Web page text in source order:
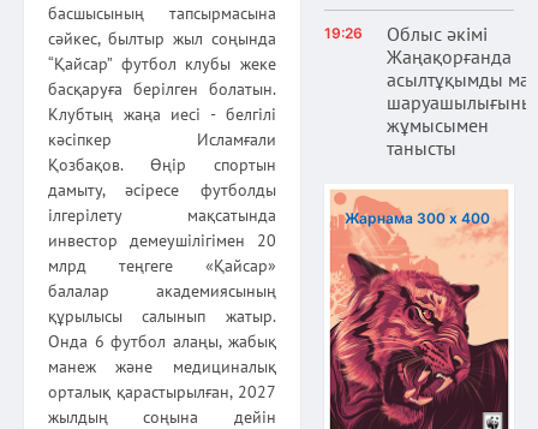
басшысының тапсырмасына
сәйкес, былтыр жыл соңында
“Қайсар” футбол клубы жеке
басқаруға берілген болатын.
Клубтың жаңа иесі - белгілі
кәсіпкер Исламғали
Қозбақов. Өңір спортын
дамыту, әсіресе футболды
ілгерілету мақсатында
инвестор демеушілігімен 20
млрд теңгеге «Қайсар»
балалар академиясының
құрылысы салынып жатыр.
Онда 6 футбол алаңы, жабық
манеж және медициналық
орталық қарастырылған, 2027
жылдың соңына дейін
19:26
Облыс әкімі
Жаңақорғанда
асылтұқымды мал
жұмысымен
танысты
Жарнама 300 х 400